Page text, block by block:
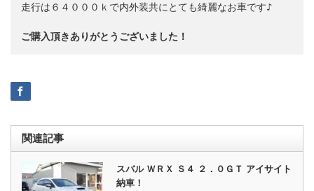
走行は６４０００ｋで内外装共にとても綺麗なお車です♪
ご購入頂きありがとうございました！
関連記事
スバル ＷＲＸ Ｓ４ ２．０ＧＴ アイサイト
納車！